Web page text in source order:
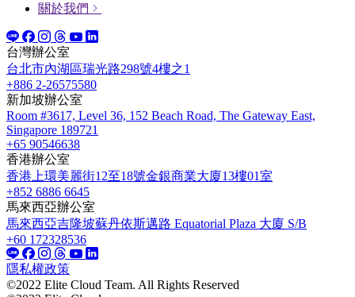
關於我們
台灣辦公室
台北市內湖區瑞光路298號4樓之1
+886 2-26575580
新加坡辦公室
Room #3617, Level 36, 152 Beach Road, The Gateway East,
Singapore 189721
+65 90546638
香港辦公室
香港上環美麗街12至18號金銀商業大廈13樓01室
+852 6886 6645
馬來西亞辦公室
馬來西亞吉隆坡蘇丹依斯邁路 Equatorial Plaza 大廈 S/B
+60 172328536
隱私權政策
©2022 Elite Cloud Team. All Rights Reserved